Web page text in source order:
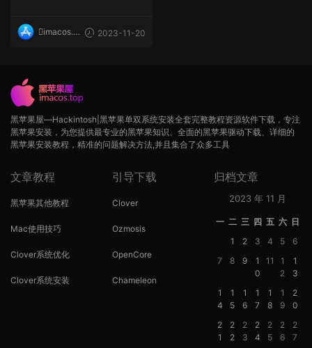
imacos.t
2023-11-20
黑苹果屋—Hackintosh|黑苹果单双系统安装全套完整教程资源软件下载，专注
黑苹果安装，为您提供最专业的黑苹果知识、全面的黑苹果驱动下载、详细的
黑苹果安装教程，精准的问题解决方法,并且集合了众多工具
文章教程
黑苹果其他教程
Mac使用技巧
Clover系统优化
Clover系统安装
引导下载
Clover
Ozmosis
OpenCore
Chameleon
归档文章
2023 年 11 月
一 二 三 四 五 六 日
1
2 3 4 5
6
7
8 9
1
0
11
1
2
1
3
1
4
1
5
1
6
1
7
1
8
1
9
2
0
2
1
2
2
2
3
2
4
2
5
2
6
2
7